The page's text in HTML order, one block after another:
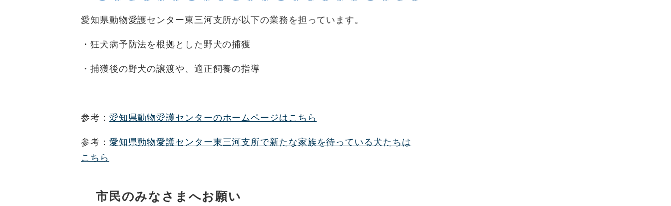
愛知県動物愛護センター東三河支所が以下の業務を担っています。
・狂犬病予防法を根拠とした野犬の捕獲
・捕獲後の野犬の譲渡や、適正飼養の指導
参考： 愛知県動物愛護センターのホームページはこちら
参考： 愛知県動物愛護センター東三河支所で新たな家族を待っている犬たちは
こちら
市民のみなさまへお願い